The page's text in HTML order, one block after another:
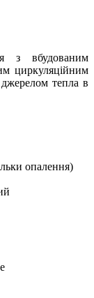
вбудованим
циркуляційним
тепла в
опалення)